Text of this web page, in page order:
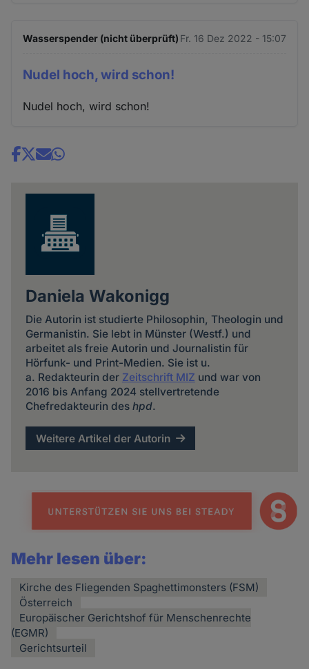
Wasserspender (nicht überprüft) Fr. 16 Dez 2022 - 15:07
Nudel hoch, wird schon!
Nudel hoch, wird schon!
Share
Daniela Wakonigg
Die Autorin ist studierte Philosophin, Theologin und
Germanistin. Sie lebt in Münster (Westf.) und
arbeitet als freie Autorin und Journalistin für
Hörfunk- und Print-Medien. Sie ist u.
a. Redakteurin der Zeitschrift MIZ und war von
2016 bis Anfang 2024 stellvertretende
Chefredakteurin des hpd.
Weitere Artikel der Autorin
Mehr lesen über:
Kirche des Fliegenden Spaghettimonsters (FSM)
Österreich
Europäischer Gerichtshof für Menschenrechte
(EGMR)
Gerichtsurteil